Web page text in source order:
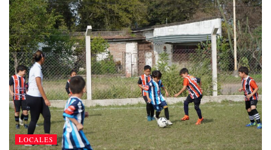
LOCALES